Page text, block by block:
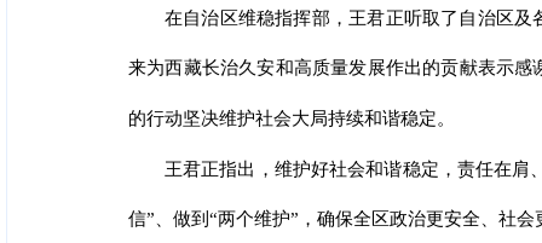
在自治区维稳指挥部，王君正听取了自治区
来为西藏长治久安和高质量发展作出的贡献表示
的行动坚决维护社会大局持续和谐稳定。
王君正指出，维护好社会和谐稳定，责任在肩
信”、做到“两个维护”，确保全区政治更安全、社